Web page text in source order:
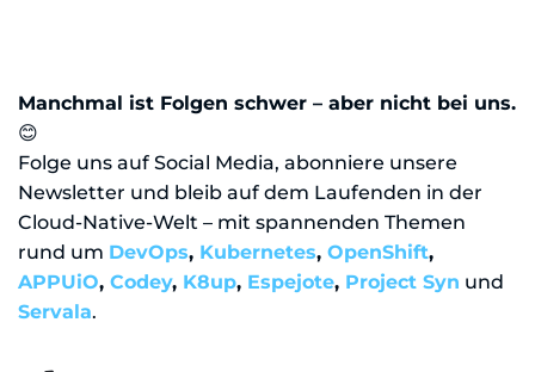
Manchmal ist Folgen schwer – aber nicht bei uns.
😊
Folge uns auf Social Media, abonniere unsere
Newsletter und bleib auf dem Laufenden in der
Cloud-Native-Welt – mit spannenden Themen
rund um DevOps, Kubernetes, OpenShift,
APPUiO, Codey, K8up, Espejote, Project Syn und
Servala.